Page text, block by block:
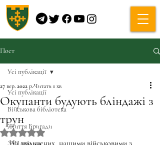
Пост
Усі публікації
Військова бібліотека
Життя Бригади
ЗМІ про нас
Усі публікації
Окупанти будують бліндажі з
трун
27 вер. 2022 р.Читати 1 хв
Оцінка: NaN з 5 зірок.
На звільнених  нашими військовими з